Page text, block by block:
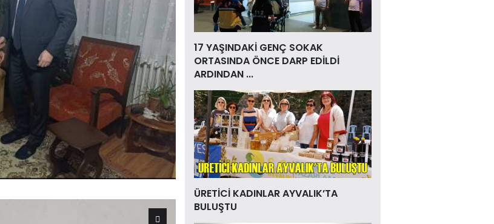
17 YAŞINDAKİ GENÇ SOKAK
ORTASINDA ÖNCE DARP EDİLDİ
ARDINDAN ...
ÜRETİCİ KADINLAR AYVALIK’TA
BULUŞTU